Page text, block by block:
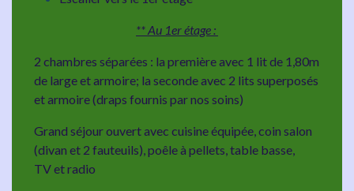
** Au 1er étage : ​
2 chambres séparées : la première avec 1 lit de 1,80m
de large et armoire; la seconde avec 2 lits superposés
et armoire (draps fournis par nos soins)
Grand séjour ouvert avec cuisine équipée, coin salon
(divan et 2 fauteuils), poêle à pellets, table basse,
TV et radio